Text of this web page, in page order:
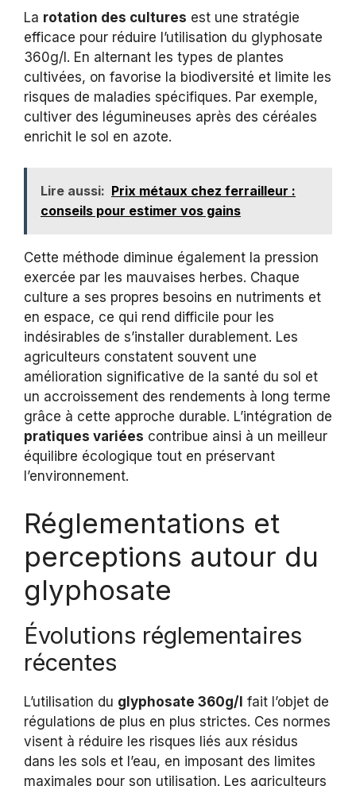
La rotation des cultures est une stratégie
efficace pour réduire l’utilisation du glyphosate
360g/l. En alternant les types de plantes
cultivées, on favorise la biodiversité et limite les
risques de maladies spécifiques. Par exemple,
cultiver des légumineuses après des céréales
enrichit le sol en azote.
Lire aussi: Prix métaux chez ferrailleur :
conseils pour estimer vos gains
Cette méthode diminue également la pression
exercée par les mauvaises herbes. Chaque
culture a ses propres besoins en nutriments et
en espace, ce qui rend difficile pour les
indésirables de s’installer durablement. Les
agriculteurs constatent souvent une
amélioration significative de la santé du sol et
un accroissement des rendements à long terme
grâce à cette approche durable. L’intégration de
pratiques variées contribue ainsi à un meilleur
équilibre écologique tout en préservant
l’environnement.
Réglementations et
perceptions autour du
glyphosate
Évolutions réglementaires
récentes
L’utilisation du glyphosate 360g/l fait l’objet de
régulations de plus en plus strictes. Ces normes
visent à réduire les risques liés aux résidus
dans les sols et l’eau, en imposant des limites
maximales pour son utilisation. Les agriculteurs